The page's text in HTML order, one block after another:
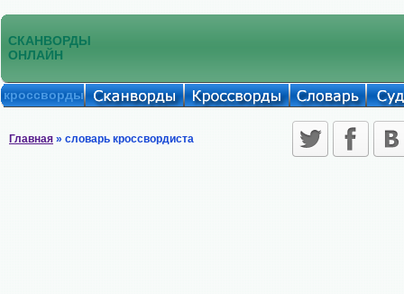
СКАНВОРДЫ
ОНЛАЙН
кроссворды
Главная » словарь кроссвордиста